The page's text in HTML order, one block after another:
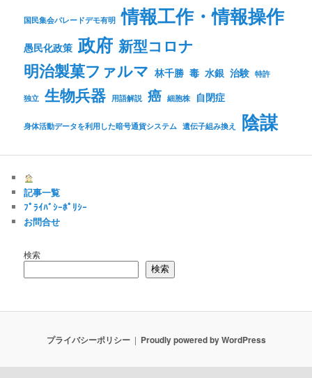
国民集会パレードデモ有明 情報工作・情報操作
愚民化政策 政府 新型コロナ
明治製菓ファルマ 林千勝 毒 水銀 治験 特許
独立 生物兵器 用語解説 癌 細胞株 自閉症
身体活動データを利用した暗号通貨システム 遺伝子組み換え 陰謀
記事一覧
ﾌﾟﾗｲﾊﾞｼｰﾎﾟﾘｼｰ
お問合せ
検索
検索
プライバシーポリシー Proudly powered by WordPress